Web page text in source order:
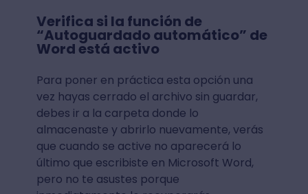
Verifica si la función de
“Autoguardado automático” de
Word está activo
Para poner en práctica esta opción una
vez hayas cerrado el archivo sin guardar,
debes ir a la carpeta donde lo
almacenaste y abrirlo nuevamente, verás
que cuando se active no aparecerá lo
último que escribiste en Microsoft Word,
pero no te asustes porque